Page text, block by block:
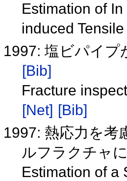
Estimation of
induced
1997: 塩ビパイ
[Bib]
Fracture
[Net] [Bib]
1997: 熱応力を考
ルフラクチャ
Estimation of a